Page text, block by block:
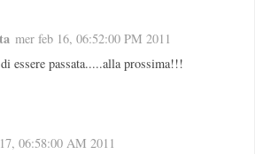
mer feb 16, 06:52:00 PM 2011
essere passata.....alla prossima!!!
06:58:00 AM 2011